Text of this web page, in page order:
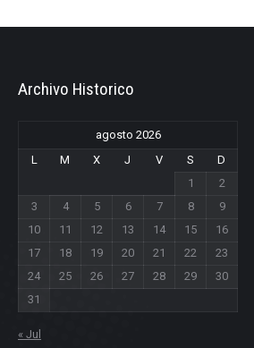
Archivo Historico
agosto 2026
L
M X J V S
D
1
2
3
4 5 6 7 8
9
10
11 12 13 14 15
16
17
18 19 20 21 22
23
24
25 26 27 28 29
30
31
« Jul